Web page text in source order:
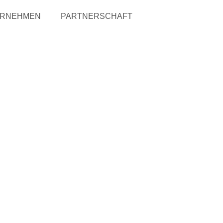
PARTNERSCHAFT